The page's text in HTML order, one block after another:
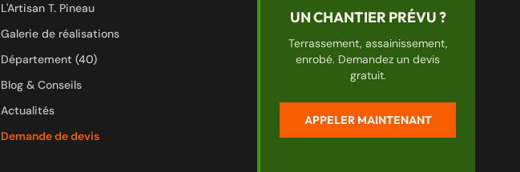
L'Artisan T. Pineau
Galerie de réalisations
Département (40)
Blog & Conseils
Actualités
Demande de devis
UN CHANTIER PRÉVU ?
Terrassement, assainissement,
enrobé. Demandez un devis
gratuit.
APPELER MAINTENANT